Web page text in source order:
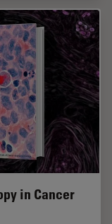
in Cancer